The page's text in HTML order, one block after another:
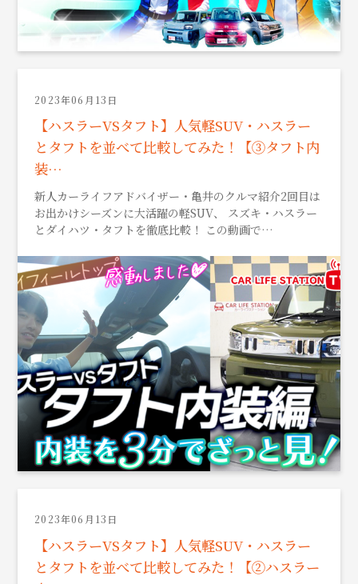
2023年06月13日
【ハスラーVSタフト】人気軽SUV・ハスラー
とタフトを並べて比較してみた！【③タフト内
装…
新人カーライフアドバイザー・亀井のクルマ紹介2回目は
お出かけシーズンに大活躍の軽SUV、 スズキ・ハスラー
とダイハツ・タフトを徹底比較！ この動画で…
2023年06月13日
【ハスラーVSタフト】人気軽SUV・ハスラー
とタフトを並べて比較してみた！【②ハスラー